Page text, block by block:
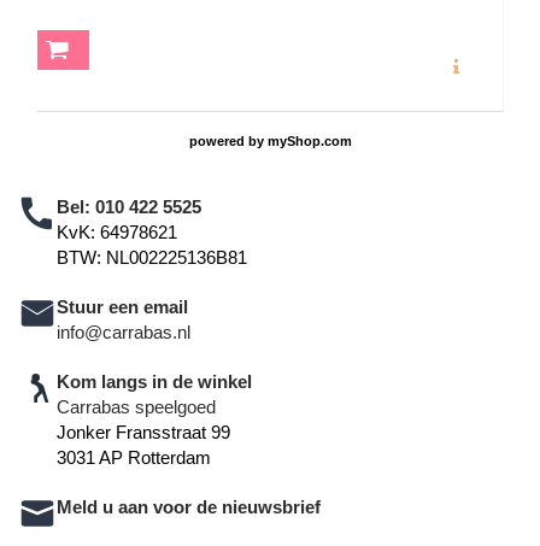
powered by myShop.com
Bel: 010 422 5525
KvK: 64978621
BTW: NL002225136B81
Stuur een email
info@carrabas.nl
Kom langs in de winkel
Carrabas speelgoed
Jonker Fransstraat 99
3031 AP Rotterdam
Meld u aan voor de nieuwsbrief